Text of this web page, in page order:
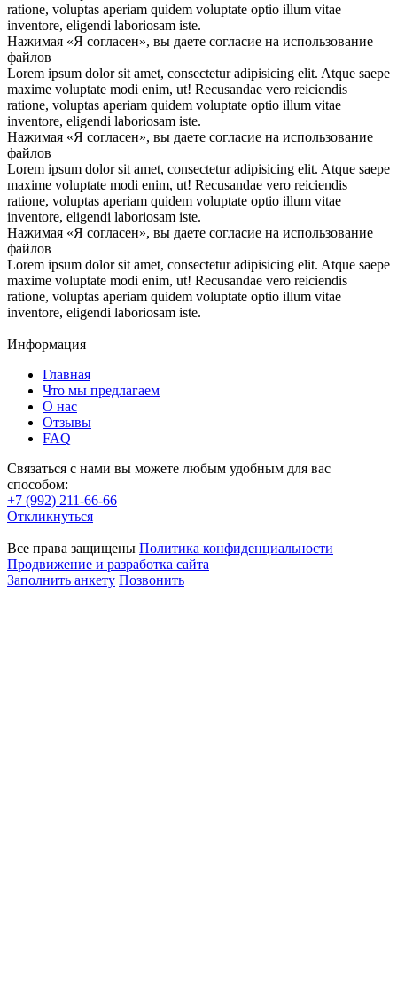
ratione, voluptas aperiam quidem voluptate optio illum vitae
inventore, eligendi laboriosam iste.
Нажимая «Я согласен», вы даете согласие на использование
файлов
Lorem ipsum dolor sit amet, consectetur adipisicing elit. Atque saepe
maxime voluptate modi enim, ut! Recusandae vero reiciendis
ratione, voluptas aperiam quidem voluptate optio illum vitae
inventore, eligendi laboriosam iste.
Нажимая «Я согласен», вы даете согласие на использование
файлов
Lorem ipsum dolor sit amet, consectetur adipisicing elit. Atque saepe
maxime voluptate modi enim, ut! Recusandae vero reiciendis
ratione, voluptas aperiam quidem voluptate optio illum vitae
inventore, eligendi laboriosam iste.
Нажимая «Я согласен», вы даете согласие на использование
файлов
Lorem ipsum dolor sit amet, consectetur adipisicing elit. Atque saepe
maxime voluptate modi enim, ut! Recusandae vero reiciendis
ratione, voluptas aperiam quidem voluptate optio illum vitae
inventore, eligendi laboriosam iste.
Информация
Главная
Что мы предлагаем
О нас
Отзывы
FAQ
Связаться с нами вы можете любым удобным для вас
способом:
+7 (992) 211-66-66
Откликнуться
Все права защищены Политика конфиденциальности
Продвижение и разработка сайта
Заполнить анкету Позвонить